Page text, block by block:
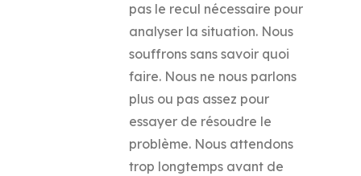
pas le recul nécessaire pour
analyser la situation. Nous
souffrons sans savoir quoi
faire. Nous ne nous parlons
plus ou pas assez pour
essayer de résoudre le
problème. Nous attendons
trop longtemps avant de